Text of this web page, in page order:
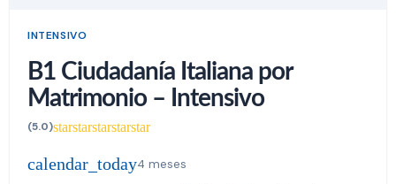
INTENSIVO
B1 Ciudadanía Italiana por
Matrimonio – Intensivo
(5.0)starstarstarstarstar
calendar_today4 meses